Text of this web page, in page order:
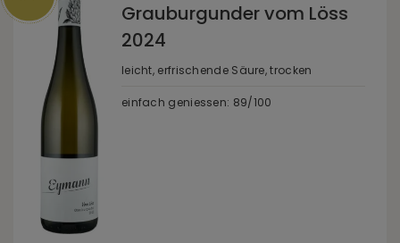
Grauburgunder vom Löss
2024
leicht, erfrischende Säure, trocken
einfach geniessen: 89/100